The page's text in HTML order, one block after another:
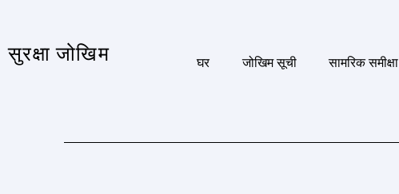
सुरक्षा जोखिम घर जोखिम सूची सामरिक समीक्षा